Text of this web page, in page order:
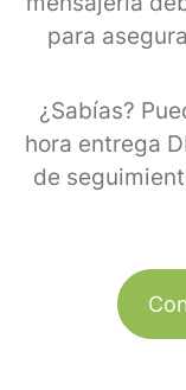
para
¿Sabías?
hora entrega
de